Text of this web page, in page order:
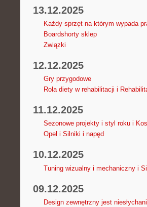
13.12.2025
Każdy sprzęt na którym wypada
Boardshorty sklep
Związki
12.12.2025
Gry przygodowe
Rola diety w rehabilitacji i
11.12.2025
Sezonowe projekty i styl roku i
Opel i Silniki i napęd
10.12.2025
Tuning wizualny i mechaniczny i
09.12.2025
Design zewnętrzny jest